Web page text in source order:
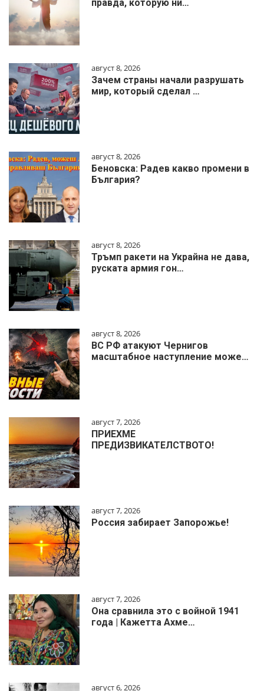
правда, которую ни…
август 8, 2026
Зачем страны начали разрушать
мир, который сделал …
август 8, 2026
Беновска: Радев какво промени в
България?
август 8, 2026
Тръмп ракети на Украйна не дава,
руската армия гон…
август 8, 2026
ВС РФ атакуют Чернигов
масштабное наступление може…
август 7, 2026
ПРИЕХМЕ
ПРЕДИЗВИКАТЕЛСТВОТО!
август 7, 2026
Россия забирает Запорожье!
август 7, 2026
Она сравнила это с войной 1941
года | Кажетта Ахме…
август 6, 2026